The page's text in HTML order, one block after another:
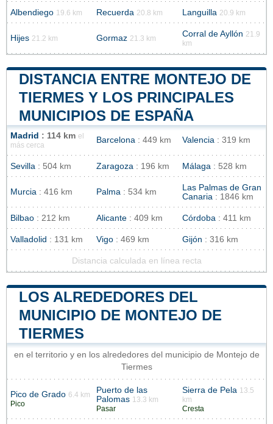
Albendiego 19.6 km Recuerda 20.8 km Languilla 20.9 km
Hijes 21.2 km Gormaz 21.3 km Corral de Ayllón 21.9
km
DISTANCIA ENTRE MONTEJO DE
TIERMES Y LOS PRINCIPALES
MUNICIPIOS DE ESPAÑA
Madrid : 114 km el
más cerca
Barcelona : 449 km Valencia : 319 km
Sevilla : 504 km Zaragoza : 196 km Málaga : 528 km
Murcia : 416 km Palma : 534 km
Las Palmas de Gran
Canaria : 1846 km
Bilbao : 212 km Alicante : 409 km Córdoba : 411 km
Valladolid : 131 km Vigo : 469 km Gijón : 316 km
Distancia calculada en línea recta
LOS ALREDEDORES DEL
MUNICIPIO DE MONTEJO DE
TIERMES
en el territorio y en los alrededores del municipio de Montejo de
Tiermes
Pico de Grado 6.4 km
Pico
Puerto de las
Palomas 13.3 km
Pasar
Sierra de Pela 13.5
km
Cresta